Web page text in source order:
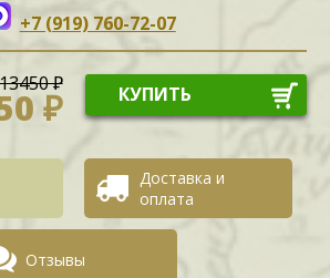
+7 (919) 760-72-07
₽
₽ КУПИТЬ
Доставка и
оплата
Отзывы